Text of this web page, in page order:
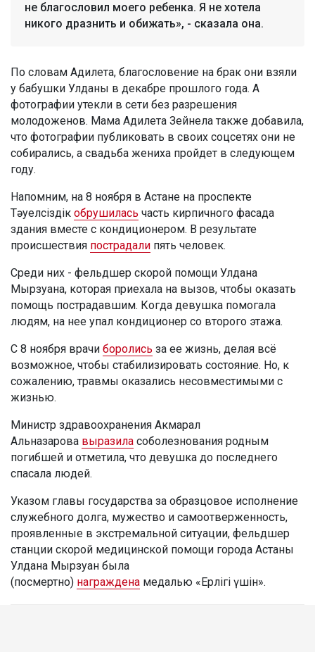
не благословил моего ребенка. Я не хотела
никого дразнить и обижать», - сказала она.
По словам Адилета, благословение на брак они взяли
у бабушки Улданы в декабре прошлого года. А
фотографии утекли в сети без разрешения
молодоженов. Мама Адилета Зейнела также добавила,
что фотографии публиковать в своих соцсетях они не
собирались, а свадьба жениха пройдет в следующем
году.
Напомним, на 8 ноября в Астане на проспекте
Тәуелсіздік обрушилась часть кирпичного фасада
здания вместе с кондиционером. В результате
происшествия пострадали пять человек.
Среди них - фельдшер скорой помощи Улдана
Мырзуана, которая приехала на вызов, чтобы оказать
помощь пострадавшим. Когда девушка помогала
людям, на нее упал кондиционер со второго этажа.
С 8 ноября врачи боролись за ее жизнь, делая всё
возможное, чтобы стабилизировать состояние. Но, к
сожалению, травмы оказались несовместимыми с
жизнью.
Министр здравоохранения Акмарал
Альназарова выразила соболезнования родным
погибшей и отметила, что девушка до последнего
спасала людей.
Указом главы государства за образцовое исполнение
служебного долга, мужество и самоотверженность,
проявленные в экстремальной ситуации, фельдшер
станции скорой медицинской помощи города Астаны
Улдана Мырзуан была
(посмертно) награждена медалью «Ерлігі үшін».